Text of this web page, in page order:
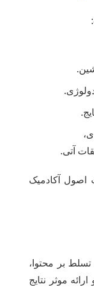
آتی.
اصول آکادمیک
تسلط بر محتوا،
موثر نتایج